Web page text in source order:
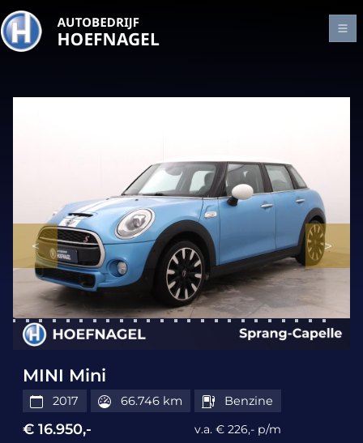
MINI Mini
2017 66.746 km Benzine
€ 16.950,- v.a. € 226,- p/m